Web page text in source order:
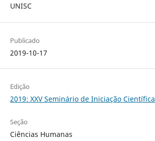
UNISC
Publicado
2019-10-17
Edição
2019: XXV Seminário de Iniciação Científica
Seção
Ciências Humanas